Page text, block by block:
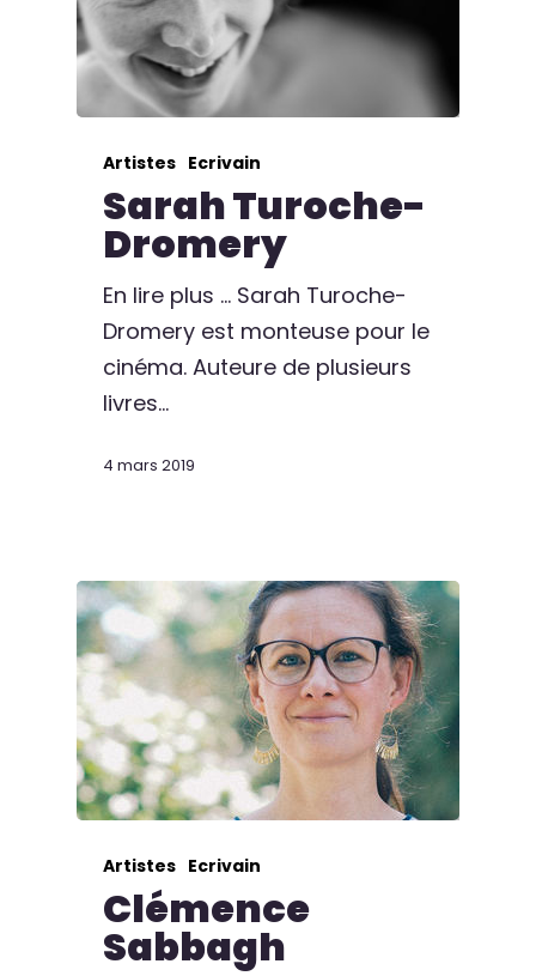
Artistes Ecrivain
Sarah Turoche-
Dromery
En lire plus ... Sarah Turoche-
Dromery est monteuse pour le
cinéma. Auteure de plusieurs
livres…
4 mars 2019
Artistes Ecrivain
Clémence
Sabbagh